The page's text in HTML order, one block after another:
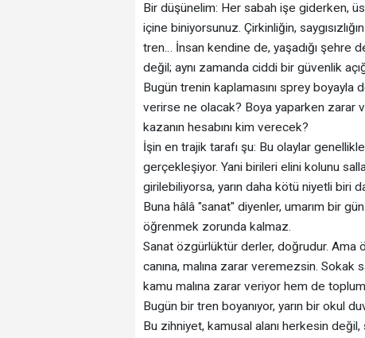
Bir düşünelim: Her sabah işe giderken,
içine biniyorsunuz. Çirkinliğin,
tren… İnsan kendine de, yaşadığı şehre
değil; aynı zamanda ciddi bir güvenlik
Bugün trenin kaplamasını sprey boyayla
verirse ne olacak? Boya yaparken zarar
kazanın hesabını kim verecek?
İşin en trajik tarafı şu: Bu olaylar
gerçekleşiyor. Yani birileri elini kolunu
girilebiliyorsa, yarın daha kötü niyetli biri
Buna hâlâ "sanat" diyenler, umarım bir
öğrenmek zorunda kalmaz.
Sanat özgürlüktür derler, doğrudur. Ama
canına, malına zarar veremezsin. Sokak
kamu malına zarar veriyor hem de
Bugün bir tren boyanıyor, yarın bir okul
Bu zihniyet, kamusal alanı herkesin